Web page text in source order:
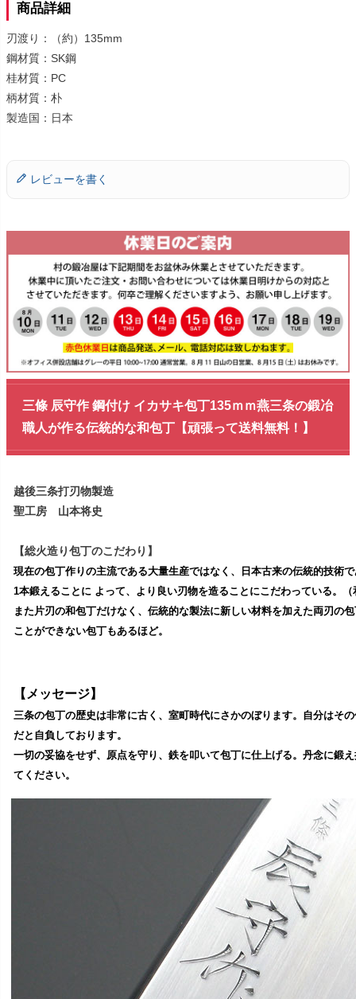
商品詳細
刃渡り：（約）135mm
鋼材質：SK鋼
桂材質：PC
柄材質：朴
製造国：日本
レビューを書く
三條 辰守作 鋼付け イカサキ包丁135ｍｍ燕三条の鍛冶
職人が作る伝統的な和包丁【頑張って送料無料！】
越後三条打刃物製造
聖工房 山本将史
【総火造り包丁のこだわり】
現在の包丁作りの主流である大量生産ではなく、日本古来の伝統的技術
1本鍛えることに よって、より良い刃物を造ることにこだわっている。
また片刃の和包丁だけなく、伝統的な製法に新しい材料を加えた両刃の
ことができない包丁もあるほど。
【メッセージ】
三条の包丁の歴史は非常に古く、室町時代にさかのぼります。自分はそ
だと自負しております。
一切の妥協をせず、原点を守り、鉄を叩いて包丁に仕上げる。丹念に鍛
てください。